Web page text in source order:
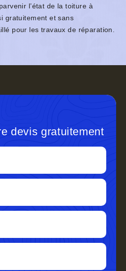
l’état de la toiture à
gratuitement et sans
pour les travaux de réparation.
devis gratuitement